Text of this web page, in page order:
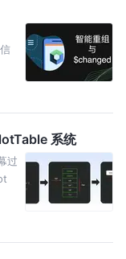
系统
过